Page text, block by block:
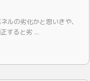
ルの劣化かと思いきや、
すると劣 ...